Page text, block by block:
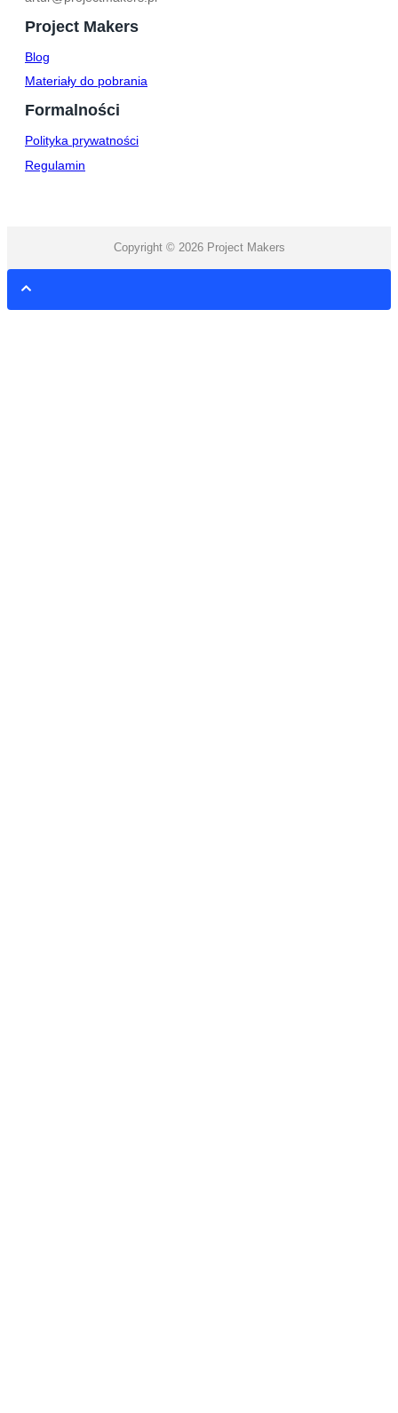
Project Makers
Blog
Materiały do pobrania
Formalności
Polityka prywatności
Regulamin
Copyright © 2026 Project Makers